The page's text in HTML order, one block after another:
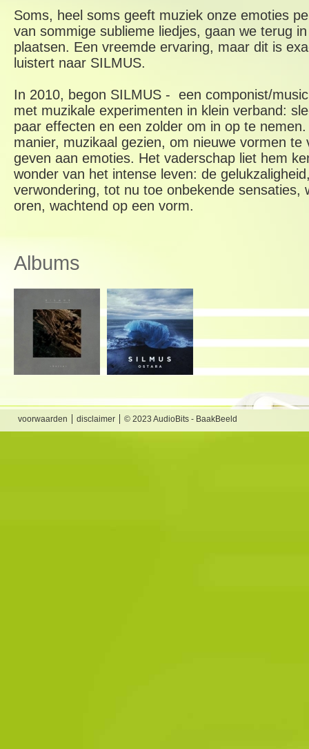
Soms, heel soms geeft muziek onze emoties
van sommige sublieme liedjes, gaan we terug
plaatsen. Een vreemde ervaring, maar dit is
luistert naar SILMUS.
In 2010, begon SILMUS - een componist/
met muzikale experimenten in klein verband:
paar effecten en een zolder om in op te
manier, muzikaal gezien, om nieuwe vormen te
geven aan emoties. Het vaderschap liet hem
wonder van het intense leven: de
verwondering, tot nu toe onbekende sensaties,
oren, wachtend op een vorm.
Albums
voorwaarden disclaimer © 2023 AudioBits - BaakBeeld